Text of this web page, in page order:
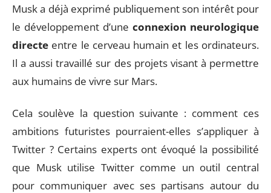
Musk a déjà exprimé publiquement son intérêt pour
le développement d’une connexion neurologique
directe entre le cerveau humain et les ordinateurs.
Il a aussi travaillé sur des projets visant à permettre
aux humains de vivre sur Mars.
Cela soulève la question suivante : comment ces
ambitions futuristes pourraient-elles s’appliquer à
Twitter ? Certains experts ont évoqué la possibilité
que Musk utilise Twitter comme un outil central
pour communiquer avec ses partisans autour du